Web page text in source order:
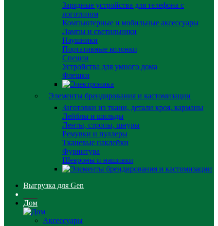
Зарядные устройства для телефона с
логотипом
Компьютерные и мобильные аксессуары
Лампы и светильники
Наушники
Портативные колонки
Специи
Устройства для умного дома
Флешки
Элементы брендирования и кастомизации
Заготовки из ткани, детали кроя, карманы
Лейблы и шильды
Ленты, стропы, шнуры
Ремувки и пуллеры
Тканевые наклейки
Фурнитура
Шевроны и нашивки
Выгрузка для Gen
Дом
Аксессуары